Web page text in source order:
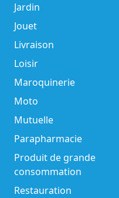
Jardin
Jouet
Livraison
Loisir
Maroquinerie
Moto
Mutuelle
Parapharmacie
Produit de grande
consommation
Restauration